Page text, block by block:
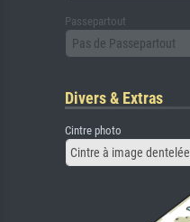
Passepartout
Pas de Passepartout
Divers & Extras
Cintre photo
Cintre à image dentelée